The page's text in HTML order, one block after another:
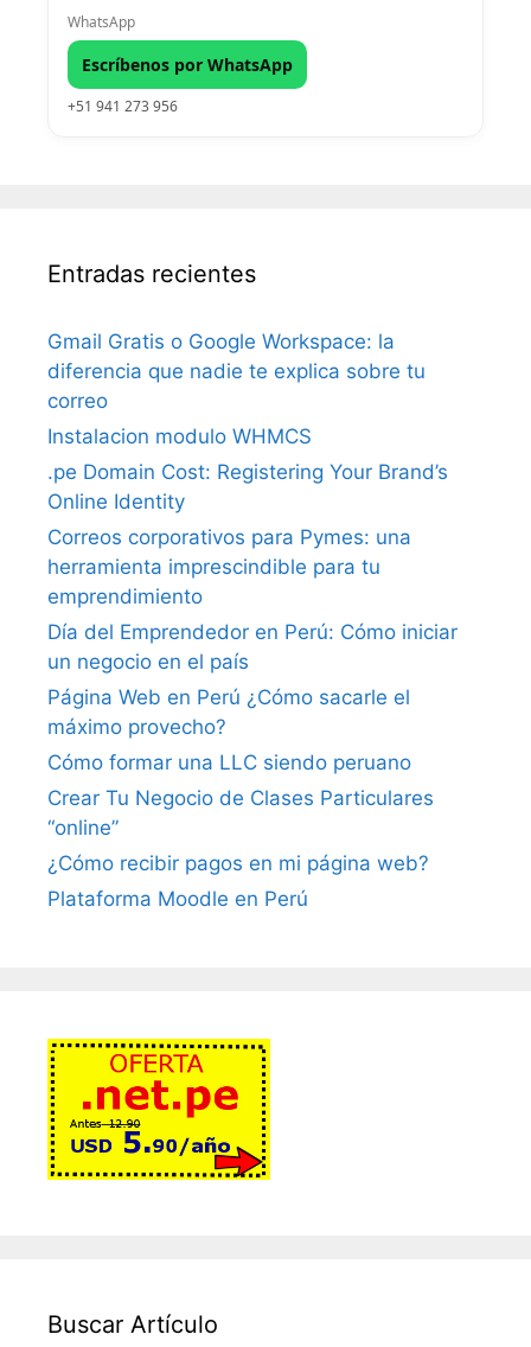
WhatsApp
Escríbenos por WhatsApp
+51 941 273 956
Entradas recientes
Gmail Gratis o Google Workspace: la
diferencia que nadie te explica sobre tu
correo
Instalacion modulo WHMCS
.pe Domain Cost: Registering Your Brand’s
Online Identity
Correos corporativos para Pymes: una
herramienta imprescindible para tu
emprendimiento
Día del Emprendedor en Perú: Cómo iniciar
un negocio en el país
Página Web en Perú ¿Cómo sacarle el
máximo provecho?
Cómo formar una LLC siendo peruano
Crear Tu Negocio de Clases Particulares
“online”
¿Cómo recibir pagos en mi página web?
Plataforma Moodle en Perú
Buscar Artículo